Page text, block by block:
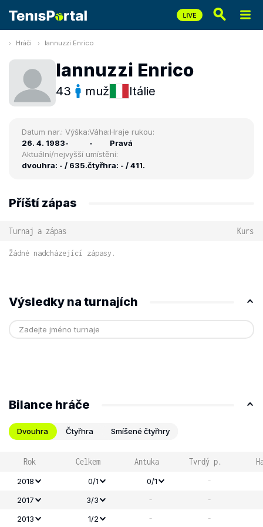
Hráči Iannuzzi Enrico
Iannuzzi Enrico
43 muž Itálie
Datum nar.:
26. 4. 1983
Výška:
-
Váha:
-
Hraje rukou:
Pravá
Aktuální/nejvyšší umístění:
dvouhra: - / 635.čtyřhra: - / 411.
Příští zápas
Turnaj a zápas Kurs
Žádné nadcházející zápasy.
Výsledky na turnajích
Bilance hráče
Dvouhra Čtyřhra Smíšené čtyřhry
Rok Celkem Antuka Tvrdý p.
2018 0/1 0/1 -
2017 3/3 - -
2013
1/2 - -